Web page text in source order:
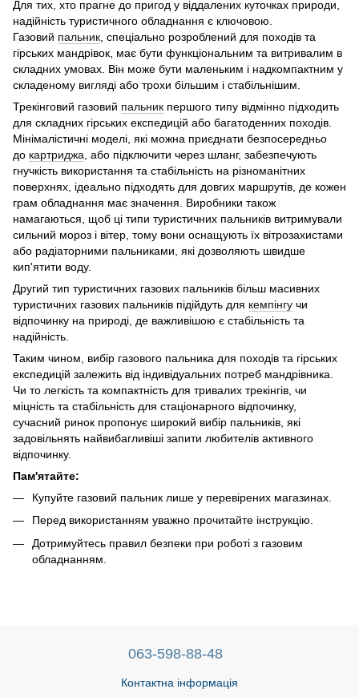
Для тих, хто прагне до пригод у віддалених куточках природи,
надійність туристичного обладнання є ключовою.
Газовий пальник , спеціально розроблений для походів та
гірських мандрівок, має бути функціональним та витривалим в
складних умовах. Він може бути маленьким і надкомпактним у
складеному вигляді або трохи більшим і стабільнішим.
Трекінговий газовий пальник першого типу відмінно підходить
для складних гірських експедицій або багатоденних походів.
Мінімалістичні моделі, які можна приєднати безпосередньо
до картриджа , або підключити через шланг, забезпечують
гнучкість використання та стабільність на різноманітних
поверхнях, ідеально підходять для довгих маршрутів, де кожен
грам обладнання має значення. Виробники також
намагаються, щоб ці типи туристичних пальників витримували
сильний мороз і вітер, тому вони оснащують їх вітрозахистами
або радіаторними пальниками, які дозволяють швидше
кип'ятити воду.
Другий тип туристичних газових пальників більш масивних
туристичних газових пальників підійдуть для кемпінгу чи
відпочинку на природі, де важливішою є стабільність та
надійність.
Таким чином, вибір газового пальника для походів та гірських
експедицій залежить від індивідуальних потреб мандрівника.
Чи то легкість та компактність для тривалих трекінгів, чи
міцність та стабільність для стаціонарного відпочинку,
сучасний ринок пропонує широкий вибір пальників, які
задовільнять найвибагливіші запити любителів активного
відпочинку.
Пам'ятайте:
Купуйте газовий пальник лише у перевірених магазинах.
Перед використанням уважно прочитайте інструкцію.
Дотримуйтесь правил безпеки при роботі з газовим
обладнанням.
063-598-88-48
Контактна інформація